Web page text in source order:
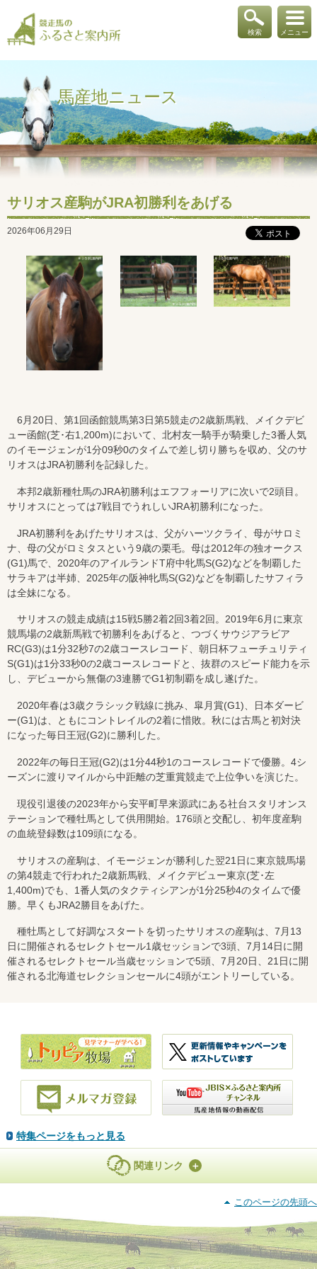
メニュー
検索
馬産地ニュース
サリオス産駒がJRA初勝利をあげる
2026年06月29日
6月20日、第1回函館競馬第3日第5競走の2歳新馬戦、メイクデビ
ュー函館(芝･右1,200m)において、北村友一騎手が騎乗した3番人気
のイモージェンが1分09秒0のタイムで差し切り勝ちを収め、父のサ
リオスはJRA初勝利を記録した。
本邦2歳新種牡馬のJRA初勝利はエフフォーリアに次いで2頭目。
サリオスにとっては7戦目でうれしいJRA初勝利になった。
JRA初勝利をあげたサリオスは、父がハーツクライ、母がサロミ
ナ、母の父がロミタスという9歳の栗毛。母は2012年の独オークス
(G1)馬で、2020年のアイルランドT府中牝馬S(G2)などを制覇した
サラキアは半姉、2025年の阪神牝馬S(G2)などを制覇したサフィラ
は全妹になる。
サリオスの競走成績は15戦5勝2着2回3着2回。2019年6月に東京
競馬場の2歳新馬戦で初勝利をあげると、つづくサウジアラビア
RC(G3)は1分32秒7の2歳コースレコード、朝日杯フューチュリティ
S(G1)は1分33秒0の2歳コースレコードと、抜群のスピード能力を示
し、デビューから無傷の3連勝でG1初制覇を成し遂げた。
2020年春は3歳クラシック戦線に挑み、皐月賞(G1)、日本ダービ
ー(G1)は、ともにコントレイルの2着に惜敗。秋には古馬と初対決
になった毎日王冠(G2)に勝利した。
2022年の毎日王冠(G2)は1分44秒1のコースレコードで優勝。4シ
ーズンに渡りマイルから中距離の芝重賞競走で上位争いを演じた。
現役引退後の2023年から安平町早来源武にある社台スタリオンス
テーションで種牡馬として供用開始。176頭と交配し、初年度産駒
の血統登録数は109頭になる。
サリオスの産駒は、イモージェンが勝利した翌21日に東京競馬場
の第4競走で行われた2歳新馬戦、メイクデビュー東京(芝･左
1,400m)でも、1番人気のタクティシアンが1分25秒4のタイムで優
勝。早くもJRA2勝目をあげた。
種牡馬として好調なスタートを切ったサリオスの産駒は、7月13
日に開催されるセレクトセール1歳セッションで3頭、7月14日に開
催されるセレクトセール当歳セッションで5頭、7月20日、21日に開
催される北海道セレクションセールに4頭がエントリーしている。
特集ページをもっと見る
関連リンク
このページの先頭へ